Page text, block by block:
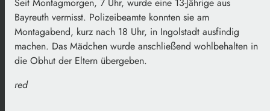
Bayreuth vermisst. Polizeibeamte konnten sie am
Montagabend, kurz nach 18 Uhr, in Ingolstadt ausfindig
machen. Das Mädchen wurde anschließend wohlbehalten in
die Obhut der Eltern übergeben.
red